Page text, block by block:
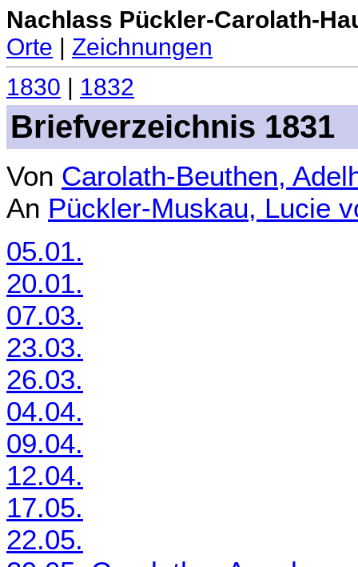
Nachlass Pückler-Carolath-
Orte | Zeichnungen
1830
1832
Briefverzeichnis 1831
Von Carolath-Beuthen,
An Pückler-Muskau, Lucie
05.01.
20.01.
07.03.
23.03.
26.03.
04.04.
09.04.
12.04.
17.05.
22.05.